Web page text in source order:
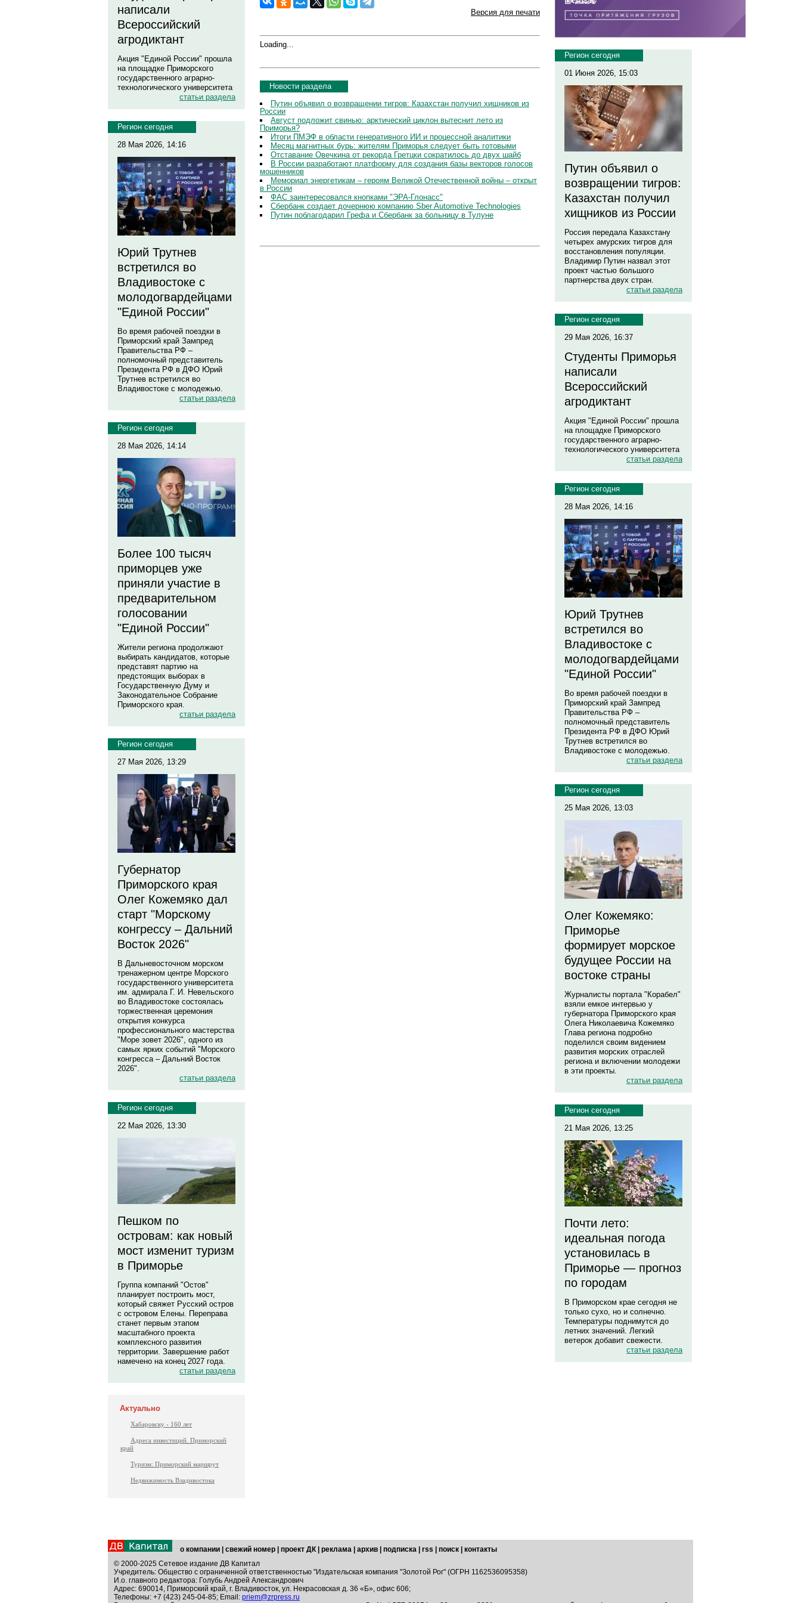
написали
Всероссийский
агродиктант
Акция "Единой России" прошла
на площадке Приморского
государственного аграрно-
технологического университета
статьи раздела
Регион сегодня
28 Мая 2026, 14:16
Юрий Трутнев
встретился во
Владивостоке с
молодогвардейцами
"Единой России"
Во время рабочей поездки в
Приморский край Зампред
Правительства РФ –
полномочный представитель
Президента РФ в ДФО Юрий
Трутнев встретился во
Владивостоке с молодежью.
статьи раздела
Регион сегодня
28 Мая 2026, 14:14
Более 100 тысяч
приморцев уже
приняли участие в
предварительном
голосовании
"Единой России"
Жители региона продолжают
выбирать кандидатов, которые
представят партию на
предстоящих выборах в
Государственную Думу и
Законодательное Собрание
Приморского края.
статьи раздела
Регион сегодня
27 Мая 2026, 13:29
Губернатор
Приморского края
Олег Кожемяко дал
старт "Морскому
конгрессу – Дальний
Восток 2026"
В Дальневосточном морском
тренажерном центре Морского
государственного университета
им. адмирала Г. И. Невельского
во Владивостоке состоялась
торжественная церемония
открытия конкурса
профессионального мастерства
"Море зовет 2026", одного из
самых ярких событий "Морского
конгресса – Дальний Восток
2026".
статьи раздела
Регион сегодня
22 Мая 2026, 13:30
Пешком по
островам: как новый
мост изменит туризм
в Приморье
Группа компаний "Остов"
планирует построить мост,
который свяжет Русский остров
с островом Елены. Переправа
станет первым этапом
масштабного проекта
комплексного развития
территории. Завершение работ
намечено на конец 2027 года.
статьи раздела
Актуально
Хабаровску - 160 лет
Адреса инвестиций. Приморский
край
Туризм: Приморский маршрут
Недвижимость Владивостока
Версия для печати
Loading...
Новости раздела
Путин объявил о возвращении тигров: Казахстан получил хищников из
России
Август подложит свинью: арктический циклон вытеснит лето из
Приморья?
Итоги ПМЭФ в области генеративного ИИ и процессной аналитики
Месяц магнитных бурь: жителям Приморья следует быть готовыми
Отставание Овечкина от рекорда Гретцки сократилось до двух шайб
В России разработают платформу для создания базы векторов голосов
мошенников
Мемориал энергетикам – героям Великой Отечественной войны – открыт
в России
ФАС заинтересовался кнопками "ЭРА-Глонасс"
Сбербанк создает дочернюю компанию Sber Automotive Technologies
Путин поблагодарил Грефа и Сбербанк за больницу в Тулуне
Регион сегодня
01 Июня 2026, 15:03
Путин объявил о
возвращении тигров:
Казахстан получил
хищников из России
Россия передала Казахстану
четырех амурских тигров для
восстановления популяции.
Владимир Путин назвал этот
проект частью большого
партнерства двух стран.
статьи раздела
Регион сегодня
29 Мая 2026, 16:37
Студенты Приморья
написали
Всероссийский
агродиктант
Акция "Единой России" прошла
на площадке Приморского
государственного аграрно-
технологического университета
статьи раздела
Регион сегодня
28 Мая 2026, 14:16
Юрий Трутнев
встретился во
Владивостоке с
молодогвардейцами
"Единой России"
Во время рабочей поездки в
Приморский край Зампред
Правительства РФ –
полномочный представитель
Президента РФ в ДФО Юрий
Трутнев встретился во
Владивостоке с молодежью.
статьи раздела
Регион сегодня
25 Мая 2026, 13:03
Олег Кожемяко:
Приморье
формирует морское
будущее России на
востоке страны
Журналисты портала "Корабел"
взяли емкое интервью у
губернатора Приморского края
Олега Николаевича Кожемяко
Глава региона подробно
поделился своим видением
развития морских отраслей
региона и включении молодежи
в эти проекты.
статьи раздела
Регион сегодня
21 Мая 2026, 13:25
Почти лето:
идеальная погода
установилась в
Приморье — прогноз
по городам
В Приморском крае сегодня не
только сухо, но и солнечно.
Температуры поднимутся до
летних значений. Легкий
ветерок добавит свежести.
статьи раздела
о компании свежий номер проект ДК реклама архив подписка rss поиск
контакты
© 2000-2025 Сетевое издание ДВ Капитал
Учредитель: Общество с ограниченной ответственностью "Издательская компания "Золотой Рог" (ОГРН 1162536095358)
И.о. главного редактора: Голубь Андрей Александрович
Адрес: 690014, Приморский край, г. Владивосток, ул. Некрасовская д. 36 «Б», офис 606;
Телефоны: +7 (423) 245-04-85; Email: priem@zrpress.ru